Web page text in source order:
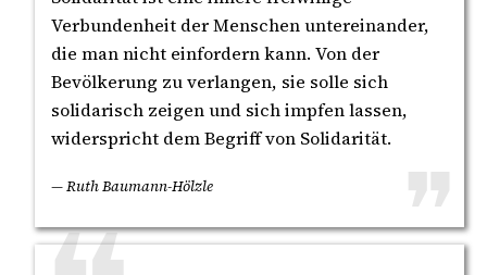
Verbundenheit der Menschen untereinander,
die man nicht einfordern kann. Von der
Bevölkerung zu verlangen, sie solle sich
solidarisch zeigen und sich impfen lassen,
widerspricht dem Begriff von Solidarität.
— Ruth Baumann-Hölzle